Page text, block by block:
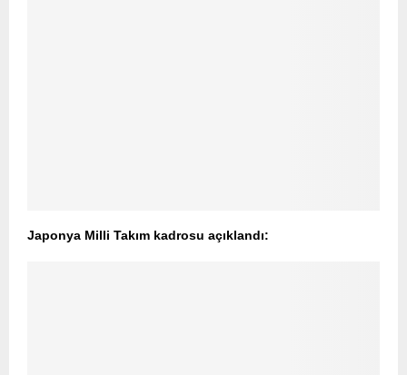
Japonya Milli Takım kadrosu açıklandı: